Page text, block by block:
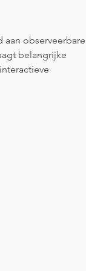
25
observeerbare
belangrijke